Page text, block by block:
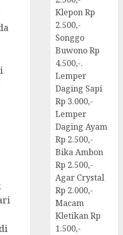
Klepon Rp
2.500,-
Songgo
Buwono Rp
4.500,-.
Lemper
Daging Sapi
Rp 3.000,-
Lemper
Daging Ayam
Rp 2.500,-
Bika Ambon
Rp 2.500,-
Agar Crystal
Rp 2.000,-
Macam
Kletikan Rp
1.500,-